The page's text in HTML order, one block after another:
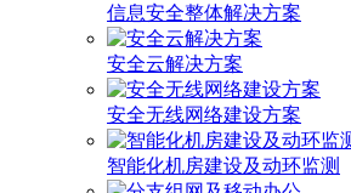
信息安全整体解决方案
安全云解决方案
安全无线网络建设方案
智能化机房建设及动环监测